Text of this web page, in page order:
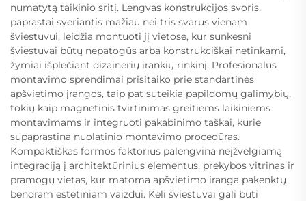
numatytą taikinio sritį. Lengvas konstrukcijos svoris,
paprastai sveriantis mažiau nei tris svarus vienam
šviestuvui, leidžia montuoti jį vietose, kur sunkesni
šviestuvai būtų nepatogūs arba konstrukciškai netinkami,
žymiai išplečiant dizainerių įrankių rinkinį. Profesionalūs
montavimo sprendimai prisitaiko prie standartinės
apšvietimo įrangos, taip pat suteikia papildomų galimybių,
tokių kaip magnetinis tvirtinimas greitiems laikiniems
montavimams ir integruoti pakabinimo taškai, kurie
supaprastina nuolatinio montavimo procedūras.
Kompaktiškas formos faktorius palengvina neįžvelgiamą
integraciją į architektūrinius elementus, prekybos vitrinas ir
pramogų vietas, kur matoma apšvietimo įranga pakenktų
bendram estetiniam vaizdui. Keli šviestuvai gali būti